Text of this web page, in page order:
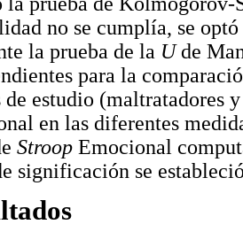
no se cumplía, se
la prueba de la Ude
para la
de estudio (maltratadores
en las diferentes
Stroop Emocional
significación se